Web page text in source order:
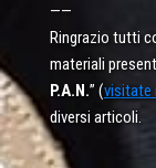
——
Ringrazio tutti
materiali
P.A.N.” (visitate
diversi articoli.